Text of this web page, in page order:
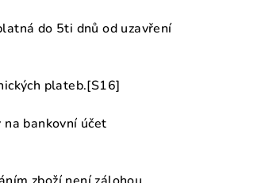
do 5ti dnů od uzavření
plateb.[S16]
bankovní účet